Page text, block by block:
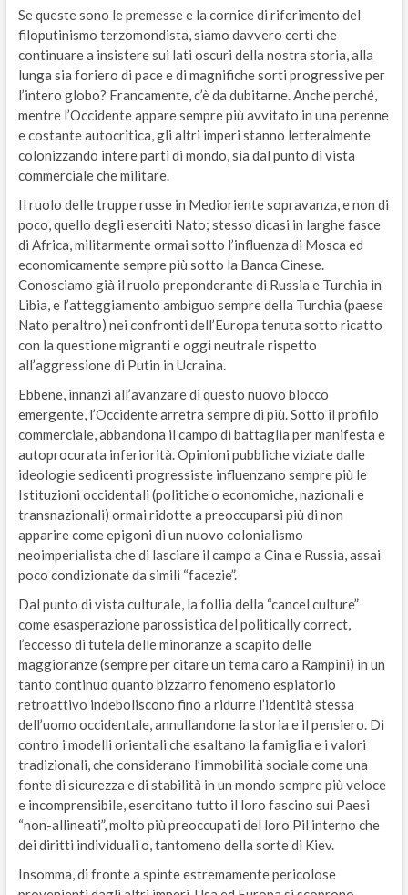
Se queste sono le premesse e la cornice di riferimento del
filoputinismo terzomondista, siamo davvero certi che
continuare a insistere sui lati oscuri della nostra storia, alla
lunga sia foriero di pace e di magnifiche sorti progressive per
l’intero globo? Francamente, c’è da dubitarne. Anche perché,
mentre l’Occidente appare sempre più avvitato in una perenne
e costante autocritica, gli altri imperi stanno letteralmente
colonizzando intere parti di mondo, sia dal punto di vista
commerciale che militare.
Il ruolo delle truppe russe in Medioriente sopravanza, e non di
poco, quello degli eserciti Nato; stesso dicasi in larghe fasce
di Africa, militarmente ormai sotto l’influenza di Mosca ed
economicamente sempre più sotto la Banca Cinese.
Conosciamo già il ruolo preponderante di Russia e Turchia in
Libia, e l’atteggiamento ambiguo sempre della Turchia (paese
Nato peraltro) nei confronti dell’Europa tenuta sotto ricatto
con la questione migranti e oggi neutrale rispetto
all’aggressione di Putin in Ucraina.
Ebbene, innanzi all’avanzare di questo nuovo blocco
emergente, l’Occidente arretra sempre di più. Sotto il profilo
commerciale, abbandona il campo di battaglia per manifesta e
autoprocurata inferiorità. Opinioni pubbliche viziate dalle
ideologie sedicenti progressiste influenzano sempre più le
Istituzioni occidentali (politiche o economiche, nazionali e
transnazionali) ormai ridotte a preoccuparsi più di non
apparire come epigoni di un nuovo colonialismo
neoimperialista che di lasciare il campo a Cina e Russia, assai
poco condizionate da simili “facezie”.
Dal punto di vista culturale, la follia della “cancel culture”
come esasperazione parossistica del politically correct,
l’eccesso di tutela delle minoranze a scapito delle
maggioranze (sempre per citare un tema caro a Rampini) in un
tanto continuo quanto bizzarro fenomeno espiatorio
retroattivo indeboliscono fino a ridurre l’identità stessa
dell’uomo occidentale, annullandone la storia e il pensiero. Di
contro i modelli orientali che esaltano la famiglia e i valori
tradizionali, che considerano l’immobilità sociale come una
fonte di sicurezza e di stabilità in un mondo sempre più veloce
e incomprensibile, esercitano tutto il loro fascino sui Paesi
“non-allineati”, molto più preoccupati del loro Pil interno che
dei diritti individuali o, tantomeno della sorte di Kiev.
Insomma, di fronte a spinte estremamente pericolose